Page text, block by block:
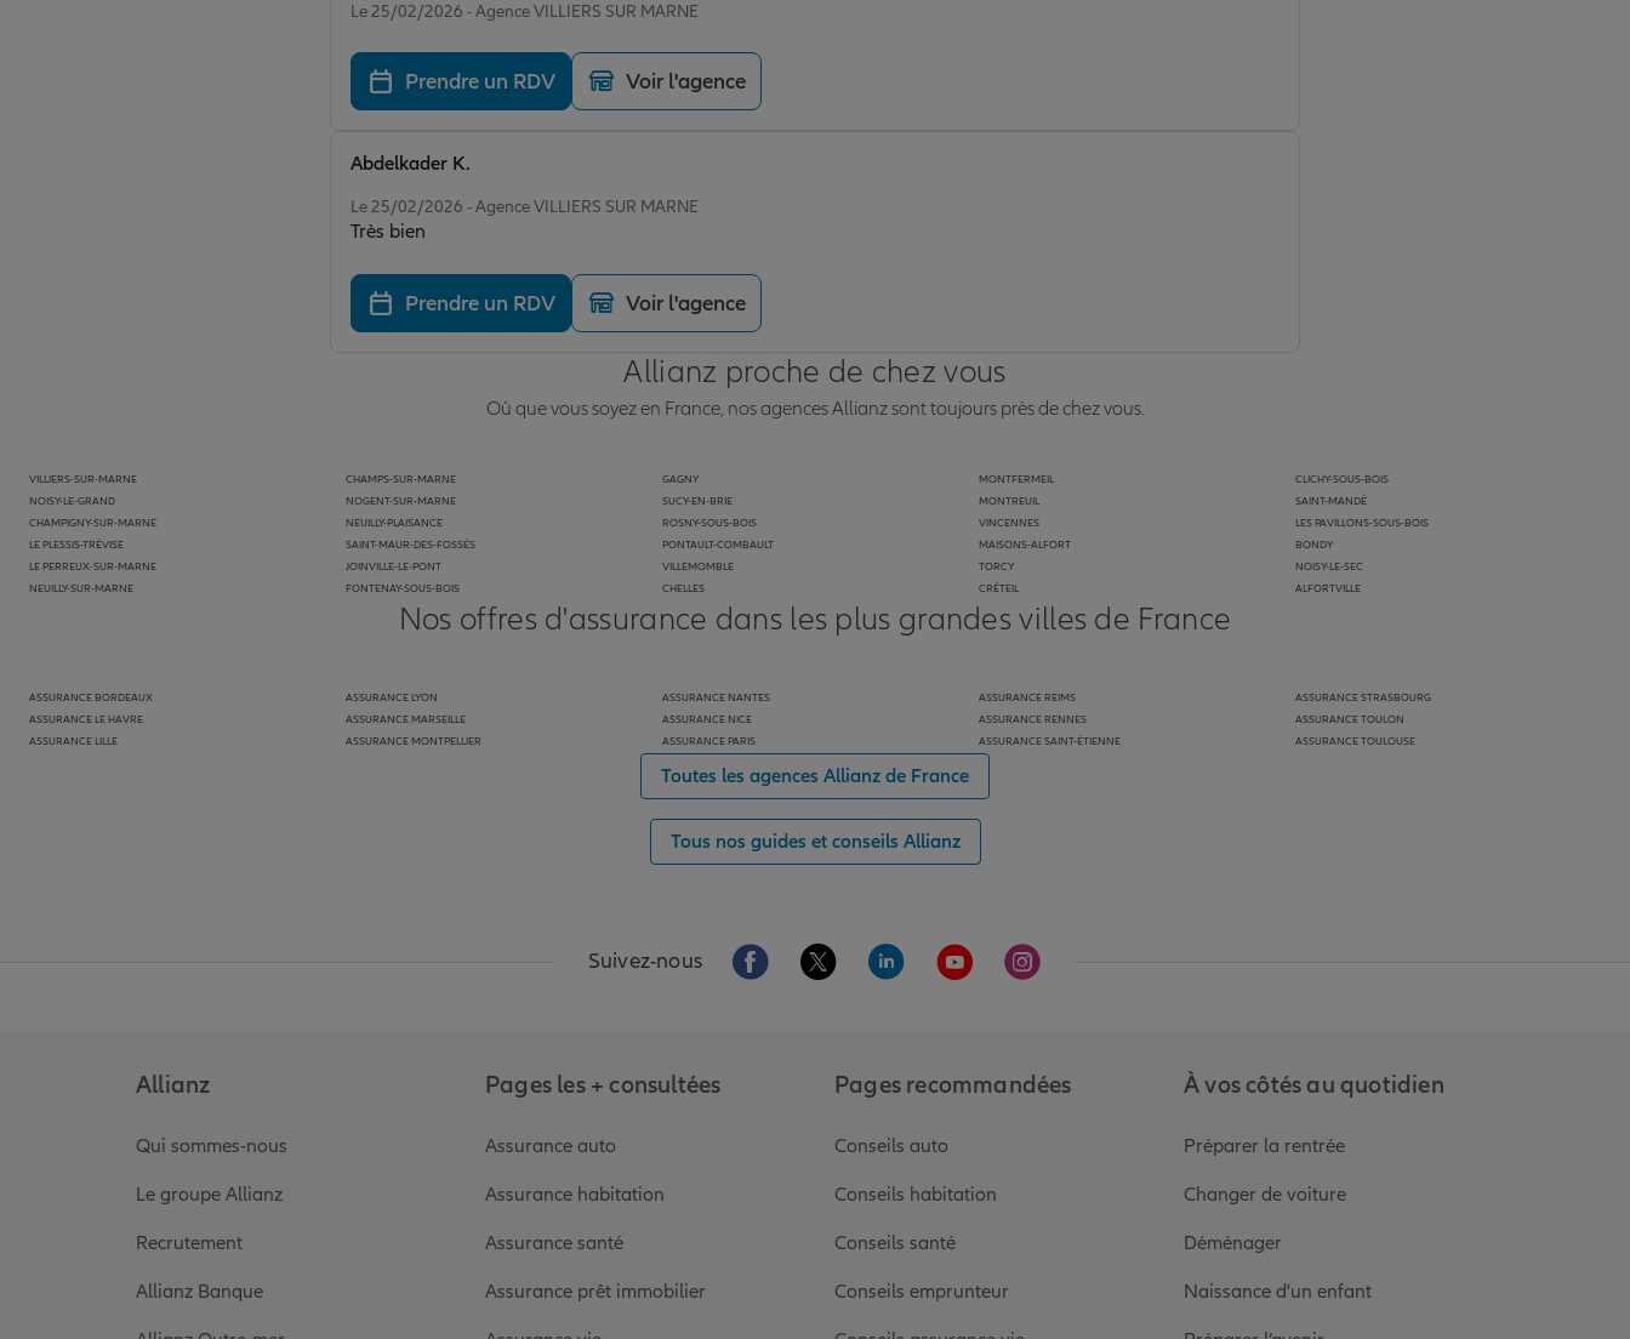
Le 25/02/2026 - Agence VILLIERS SUR MARNE
Prendre un RDV Voir l'agence
Le 25/02/2026 - Agence VILLIERS SUR MARNE
Très bien
Abdelkader K.
Prendre un RDV Voir l'agence
Allianz proche de chez vous
Où que vous soyez en France, nos agences Allianz sont toujours près de chez vous.
VILLIERS-SUR-MARNE
NOISY-LE-GRAND
CHAMPIGNY-SUR-MARNE
LE PLESSIS-TRÉVISE
LE PERREUX-SUR-MARNE
NEUILLY-SUR-MARNE
CHAMPS-SUR-MARNE
NOGENT-SUR-MARNE
NEUILLY-PLAISANCE
SAINT-MAUR-DES-FOSSÉS
JOINVILLE-LE-PONT
FONTENAY-SOUS-BOIS
GAGNY
SUCY-EN-BRIE
ROSNY-SOUS-BOIS
PONTAULT-COMBAULT
VILLEMOMBLE
CHELLES
MONTFERMEIL
MONTREUIL
VINCENNES
MAISONS-ALFORT
TORCY
CRÉTEIL
CLICHY-SOUS-BOIS
SAINT-MANDÉ
LES PAVILLONS-SOUS-BOIS
BONDY
NOISY-LE-SEC
ALFORTVILLE
Nos offres d'assurance dans les plus grandes villes de France
ASSURANCE BORDEAUX
ASSURANCE LE HAVRE
ASSURANCE LILLE
ASSURANCE LYON
ASSURANCE MARSEILLE
ASSURANCE MONTPELLIER
ASSURANCE NANTES
ASSURANCE NICE
ASSURANCE PARIS
ASSURANCE REIMS
ASSURANCE RENNES
ASSURANCE SAINT-ÉTIENNE
ASSURANCE STRASBOURG
ASSURANCE TOULON
ASSURANCE TOULOUSE
Toutes les agences Allianz de France
Tous nos guides et conseils Allianz
Suivez-nous Aller sur la page Facebook de Allianz
Aller sur la page Twitter de Allianz
Aller sur la page Linkedin de Allianz
Aller sur la page Youtube de Allianz
Aller sur la page Instagram de Allianz
Allianz
Qui sommes-nous
Le groupe Allianz
Recrutement
Allianz Banque
Pages les + consultées
Assurance auto
Assurance habitation
Assurance santé
Assurance prêt immobilier
Pages recommandées
Conseils auto
Conseils habitation
Conseils santé
Conseils emprunteur
À vos côtés au quotidien
Préparer la rentrée
Changer de voiture
Déménager
Naissance d'un enfant